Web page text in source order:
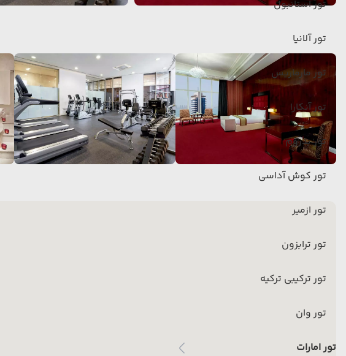
تور استانبول
تور آلانیا
تور مارماریس
تور آنکارا
تور بدروم
تور کوش آداسی
تور ازمیر
تور ترابزون
تور ترکیبی ترکیه
تور وان
تور امارات